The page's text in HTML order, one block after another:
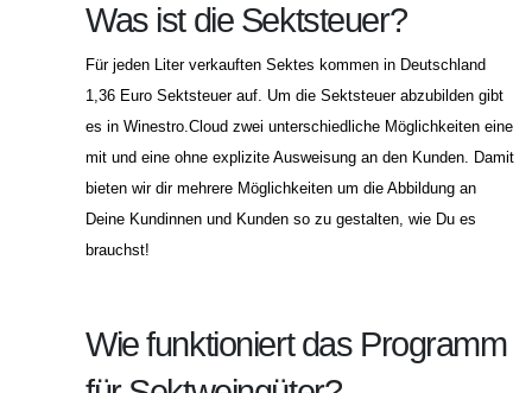
Was ist die Sektsteuer?
Für jeden Liter verkauften Sektes kommen in Deutschland
1,36 Euro Sektsteuer auf. Um die Sektsteuer abzubilden gibt
es in Winestro.Cloud zwei unterschiedliche Möglichkeiten eine
mit und eine ohne explizite Ausweisung an den Kunden. Damit
bieten wir dir mehrere Möglichkeiten um die Abbildung an
Deine Kundinnen und Kunden so zu gestalten, wie Du es
brauchst!
Wie funktioniert das Programm